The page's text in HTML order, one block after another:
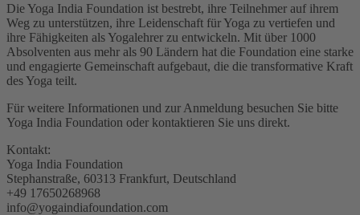
Die Yoga India Foundation ist bestrebt, ihre Teilnehmer auf ihrem
Weg zu unterstützen, ihre Leidenschaft für Yoga zu vertiefen und
ihre Fähigkeiten als Yogalehrer zu entwickeln. Mit über 1000
Absolventen aus mehr als 90 Ländern hat die Foundation eine starke
und engagierte Gemeinschaft aufgebaut, die die transformative Kraft
des Yoga teilt.
Für weitere Informationen und zur Anmeldung besuchen Sie bitte
Yoga India Foundation oder kontaktieren Sie uns direkt.
Kontakt:
Yoga India Foundation
Stephanstraße, 60313 Frankfurt, Deutschland
+49 17650268968
info@yogaindiafoundation.com